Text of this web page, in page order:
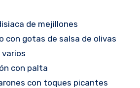
de mejillones
con gotas de salsa de olivas
varios
con palta
con toques picantes